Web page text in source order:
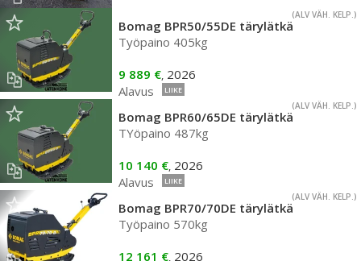
(ALV VÄH. KELP.)
Bomag BPR50/55DE tärylätkä
Työpaino 405kg
9 889 €, 2026
Alavus
LIIKE
(ALV VÄH. KELP.)
Bomag BPR60/65DE tärylätkä
TYöpaino 487kg
10 140 €, 2026
Alavus
LIIKE
(ALV VÄH. KELP.)
Bomag BPR70/70DE tärylätkä
Työpaino 570kg
12 161 €, 2026